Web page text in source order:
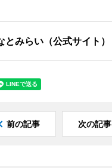
とみらい（公式サイト）
前の記事 次の記事